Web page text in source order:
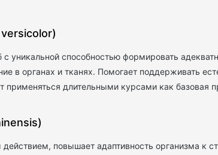
с уникальной способностью формировать
в органах и тканях. Помогает поддерживать
длительными курсами как базовая
повышает адаптивность организма к